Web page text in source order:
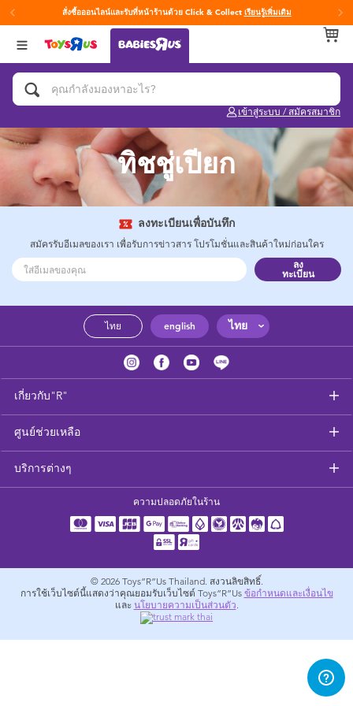
สั่งซื้อออนไลน์และรับที่หน้าร้านด้วย Click & Collect เรียนรู้เพิ่มเติม
เข้าสู่ระบบ / สมัครสมาชิก
กลับ
หมวดหมู่
แผ่นรองนอนเพลย์ยิม
ของเล่นสำหรับเด็กทารกและวัยหัดเดิน
ของขวัญและของฝากสำหรับเด็กทารก
อุปกรณ์ฝึกการอาบน้ำและการขับถ่าย
คาร์ซีทและเบาะเสริมที่นั่ง
ผ้าอ้อมและทิชชู่เปียก
อุปกรณ์ป้อนอาหารและอาหาร
สุขภาพและความปลอดภัย
ที่นอนและเฟอร์นิเจอร์ดูแลเด็กเล็ก
อุปกรณ์สำหรับผู้ตั้งครรภ์
ผ้าเช็ดตัวและเครื่องนอน
อุปกรณ์การท่องเที่ยว
กลับ
แบรนด์
Fisher-Price ฟิชเชอร์ ไพรซ์
กลับ
Age
0~2 ปี
3~4 ปี
5~7 ปี
12~14 ปี
14+ ปี
ทิชชู่เปียก
ลงทะเบียนเพื่อบันทึก
สมัครรับอีเมลของเรา เพื่อรับการข่าวสาร โปรโมชั่นและสินค้าใหม่ก่อนใคร
ลง
ทะเบียน
ไทย english ไทย
เกี่ยวกับ"R"
ศูนย์ช่วยเหลือ
บริการต่างๆ
ความปลอดภัยในร้าน
© 2026 Toys”R”Us Thailand. สงวนลิขสิทธิ์.
การใช้เว็บไซต์นี้แสดงว่าคุณยอมรับเว็บไซต์ Toys”R”Us ข้อกำหนดและเงื่อนไข
และ นโยบายความเป็นส่วนตัว.